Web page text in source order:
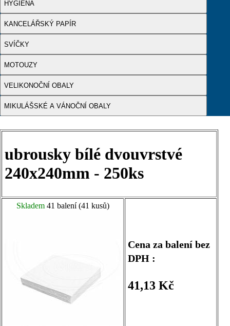
HYGIENA
KANCELÁŘSKÝ PAPÍR
SVÍČKY
MOTOUZY
VELIKONOČNÍ OBALY
MIKULÁŠSKÉ A VÁNOČNÍ OBALY
ubrousky bílé dvouvrstvé
240x240mm - 250ks
Skladem41 balení (41 kusů)
Cena za balení bez
DPH :
41,13 Kč